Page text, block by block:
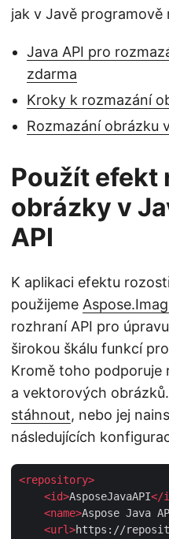
jak v Javě
Java API pro
zdarma
Kroky k rozmazání
Rozmazání obrázku
Použít efekt
obrázky v
API
K aplikaci efektu
použijeme
rozhraní API pro
širokou škálu funkcí
Kromě toho
a vektorových
stáhnout, nebo jej
následujících
<repository>
<id>AsposeJavaAPI</
<name>Aspose Java
<url>https://